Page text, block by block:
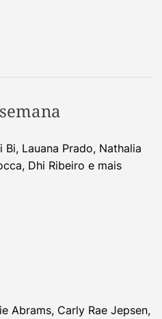
Lauana Prado, Nathalia
Dhi Ribeiro e mais
Abrams, Carly Rae Jepsen,